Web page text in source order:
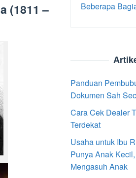
(1811 –
Beberapa
Panduan
Dokumen Sah
Cara Cek Dealer
Terdekat
Usaha untuk Ibu
Punya Anak
Mengasuh Anak